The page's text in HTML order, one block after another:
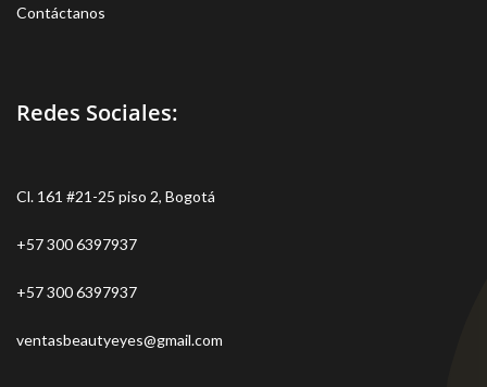
Contáctanos
Redes Sociales:
Cl. 161 #21-25 piso 2, Bogotá
+57 300 6397937
+57 300 6397937
ventasbeautyeyes@gmail.com